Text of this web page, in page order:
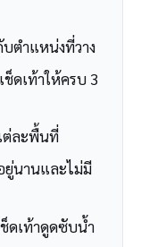
บตำแหน่งที่วาง
ดเท้าให้ครบ 3
ต่ละพื้นที่
ยู่นานและไม่มี
ดเท้าดูดซับน้ำ